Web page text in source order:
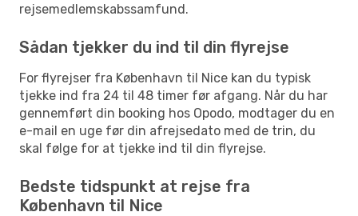
rejsemedlemskabssamfund.
Sådan tjekker du ind til din flyrejse
For flyrejser fra København til Nice kan du typisk
tjekke ind fra 24 til 48 timer før afgang. Når du har
gennemført din booking hos Opodo, modtager du en
e-mail en uge før din afrejsedato med de trin, du
skal følge for at tjekke ind til din flyrejse.
Bedste tidspunkt at rejse fra
København til Nice